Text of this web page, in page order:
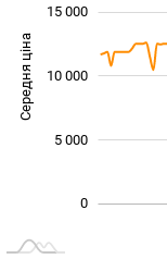
Середня ціна 10 000
0
10 000
15 000
5 000